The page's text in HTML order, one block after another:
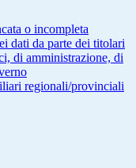
o incompleta
dati da parte dei titolari
di amministrazione, di
regionali/provinciali